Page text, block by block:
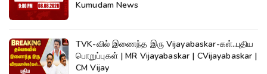
Kumudam News
TVK-வில் இணைந்த இரு Vijayabaskar-கள்..புதிய
பொறுப்புகள் | MR Vijayabaskar | CVijayabaskar |
CM Vijay